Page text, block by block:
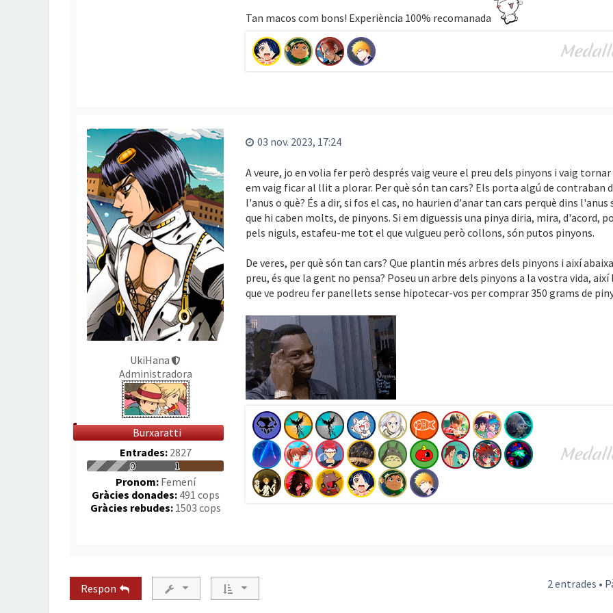
Tan macos com bons! Experiència 100% recomanada
UkiHana
Administradora
Burxaratti
Entrades: 2827
0 1
Pronom:Femení
Gràcies donades: 491 cops
Gràcies rebudes: 1503 cops
03 nov. 2023, 17:24
A veure, jo en volia fer però després vaig veure el preu dels pinyons i vaig tornar
em vaig ficar al llit a plorar. Per què són tan cars? Els porta algú de contraban
l'anus o què? És a dir, si fos el cas, no haurien d'anar tan cars perquè dins l'anus
que hi caben molts, de pinyons. Si em diguessis una pinya diria, mira, d'acord,
pels niguls, estafeu-me tot el que vulgueu però collons, són putos pinyons.
De veres, per què són tan cars? Que plantin més arbres dels pinyons i així
preu, és que la gent no pensa? Poseu un arbre dels pinyons a la vostra vida, així
que ve podreu fer panellets sense hipotecar-vos per comprar 350 grams de
Respon 2 entrades •